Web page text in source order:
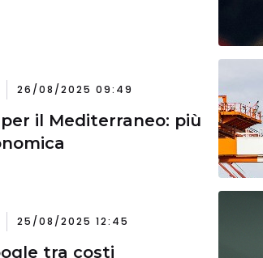
26/08/2025 09:49
il Mediterraneo: più
25/08/2025 12:45
tra costi